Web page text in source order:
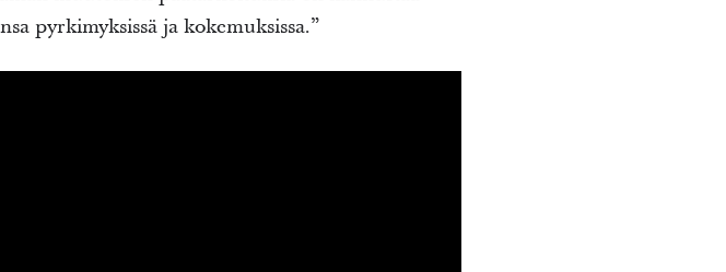
pyrkimyksissä ja kokemuksissa.”